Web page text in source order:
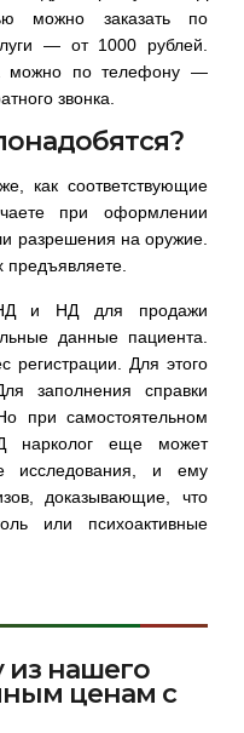
можно заказать по
— от 1000 рублей.
можно по телефону —
звонка.
как соответствующие
при оформлении
разрешения на оружие.
предъявляете.
и НД для продажи
данные пациента.
Для этого
заполнения справки
при самостоятельном
нарколог еще может
исследования, и ему
доказывающие, что
или психоактивные
нашего
ценам с